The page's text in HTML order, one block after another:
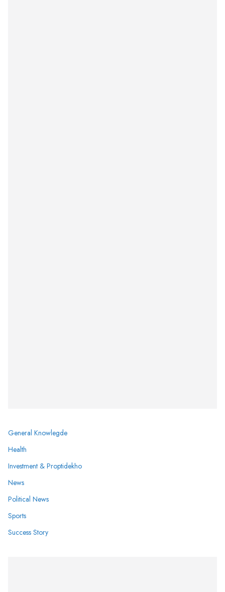
General Knowlegde
Health
Investment & Proptidekho
News
Political News
Sports
Success Story